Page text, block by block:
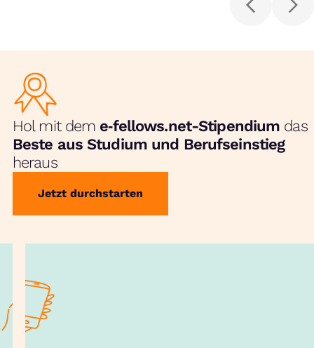
Hol mit dem e‑fellows.net-Stipendium das
Beste aus Studium und Berufseinstieg
heraus
Jetzt durchstarten